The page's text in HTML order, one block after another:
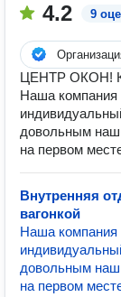
4.2 9
ЦЕНТР ОКОН!
Наша компания
довольным
на первом
Внутренняя
вагонкой
Наша компания
довольным
на первом